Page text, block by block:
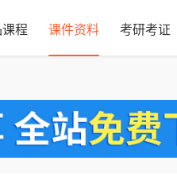
程 课件资料 考研考证